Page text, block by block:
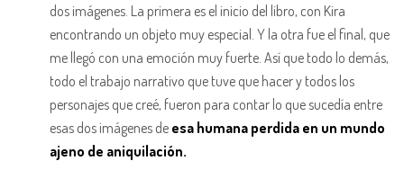
dos imágenes. La primera es el inicio del libro, con Kira
encontrando un objeto muy especial. Y la otra fue el final, que
me llegó con una emoción muy fuerte. Así que todo lo demás,
todo el trabajo narrativo que tuve que hacer y todos los
personajes que creé, fueron para contar lo que sucedía entre
esas dos imágenes de esa humana perdida en un mundo
ajeno de aniquilación.